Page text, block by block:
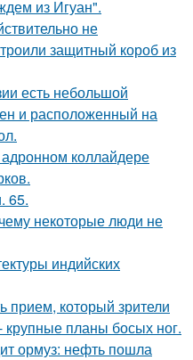
из Игуан".
не
защитный короб из
есть небольшой
и расположенный на
коллайдере
65.
некоторые люди не
индийских
прием, который зрители
крупные планы босых ног.
ормуз: нефть пошла